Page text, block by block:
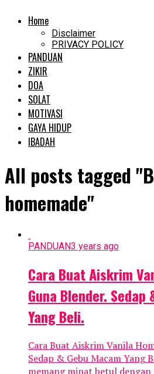
Home
Disclaimer
PRIVACY POLICY
PANDUAN
ZIKIR
DOA
SOLAT
MOTIVASI
GAYA HIDUP
IBADAH
All posts tagged
homemade"
PANDUAN3 years ago
Cara Buat Aiskrim
Guna Blender. Sedap
Yang Beli.
Cara Buat Aiskrim Vanila
Sedap & Gebu Macam Yang
memang minat betul